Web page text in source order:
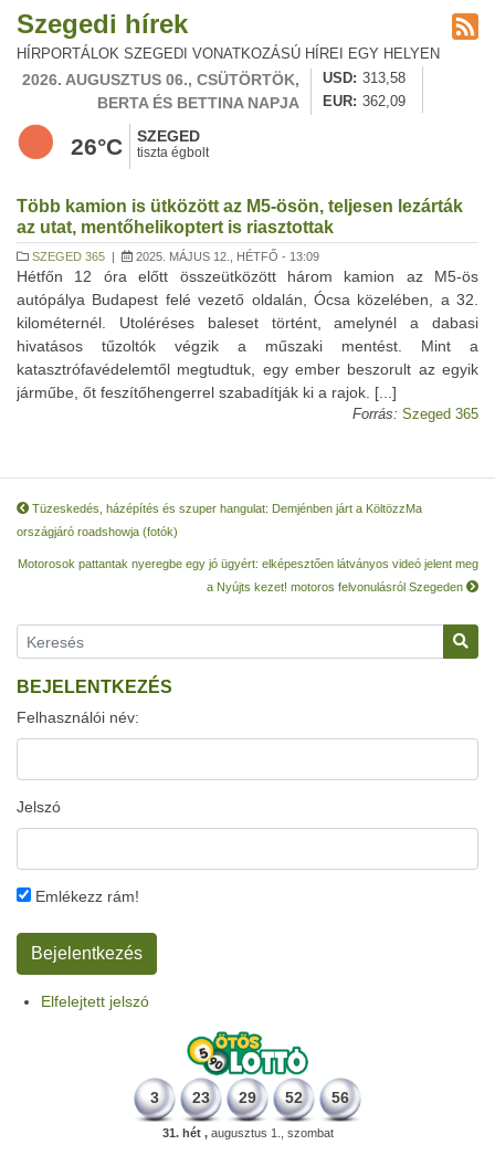
Szegedi hírek
HÍRPORTÁLOK SZEGEDI VONATKOZÁSÚ HÍREI EGY HELYEN
2026. AUGUSZTUS 06., CSÜTÖRTÖK,
BERTA ÉS BETTINA NAPJA
USD
313,58
EUR
362,09
26°C SZEGED
tiszta égbolt
Több kamion is ütközött az M5-ösön, teljesen lezárták
az utat, mentőhelikoptert is riasztottak
SZEGED 365 | 2025. MÁJUS 12., HÉTFŐ - 13:09
Hétfőn 12 óra előtt összeütközött három kamion az M5-ös
autópálya Budapest felé vezető oldalán, Ócsa közelében, a 32.
kilométernél. Utoléréses baleset történt, amelynél a dabasi
hivatásos tűzoltók végzik a műszaki mentést. Mint a
katasztrófavédelemtől megtudtuk, egy ember beszorult az egyik
járműbe, őt feszítőhengerrel szabadítják ki a rajok. [...]
Forrás: Szeged 365
Tüzeskedés, házépítés és szuper hangulat: Demjénben járt a KöltözzMa
országjáró roadshowja (fotók)
Motorosok pattantak nyeregbe egy jó ügyért: elképesztően látványos videó jelent meg
a Nyújts kezet! motoros felvonulásról Szegeden
BEJELENTKEZÉS
Felhasználói név:
Jelszó
Emlékezz rám!
Elfelejtett jelszó
3 23 29 52 56
31. hét ,augusztus 1., szombat